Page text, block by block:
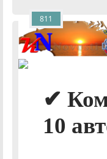
✔
10
811